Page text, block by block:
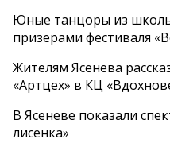
Юные танцоры из
призерами фестиваля
Жителям Ясенева
«Артцех» в КЦ
В Ясеневе показали
лисенка»